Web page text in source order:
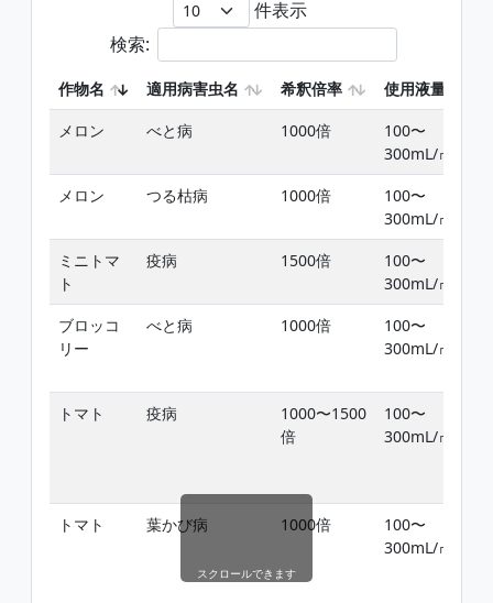
件表示
検索:
作物名 適用病害虫名 希釈倍率 使用液量
メロン
べと病 1000倍
100〜
300mL/㎡
メロン
つる枯病 1000倍
100〜
300mL/㎡
ミニトマ
ト
疫病 1500倍
100〜
300mL/㎡
ブロッコ
リー
べと病 1000倍
100〜
300mL/㎡
トマト
疫病
1000〜1500
倍
100〜
300mL/㎡
トマト 葉かび病 1000倍
100〜
300mL/㎡
スクロールできます